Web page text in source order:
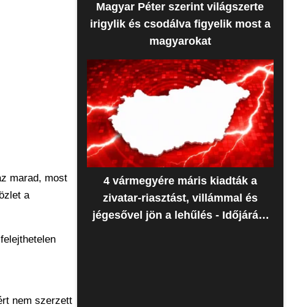
marad, most
a
nem szerzett
Magyar Péter szerint világszerte
irigylik és csodálva figyelik most a
magyarokat
4 vármegyére máris kiadták a
zivatar-riasztást, villámmal és
jégesővel jön a lehűlés - Időjárás-